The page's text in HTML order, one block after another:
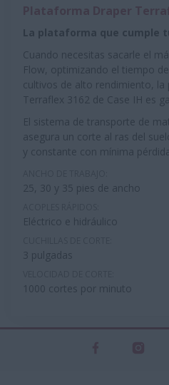
La plataforma que cumple
Cuando necesitas sacarle el
Flow, optimizando el tiempo
cultivos de alto rendimiento,
Terraflex 3162 de Case IH es
El sistema de transporte de
asegura un corte al ras del
y constante con mínima
25, 30 y 35 pies de ancho
Eléctrico e hidráulico
3 pulgadas
1000 cortes por minuto